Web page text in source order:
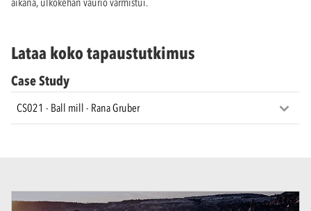
Lataa koko tapaustutkimus
Case Study
CS021 - Ball mill - Rana Gruber